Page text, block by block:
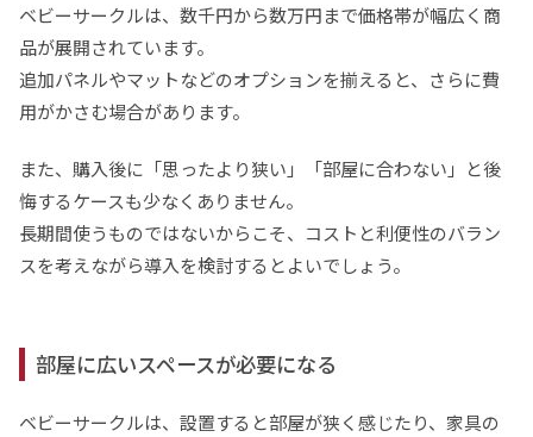
ベビーサークルは、数千円から数万円まで価格帯が幅広く商
品が展開されています。
追加パネルやマットなどのオプションを揃えると、さらに費
用がかさむ場合があります。
また、購入後に「思ったより狭い」「部屋に合わない」と後
悔するケースも少なくありません。
長期間使うものではないからこそ、コストと利便性のバラン
スを考えながら導入を検討するとよいでしょう。
部屋に広いスペースが必要になる
ベビーサークルは、設置すると部屋が狭く感じたり、家具の